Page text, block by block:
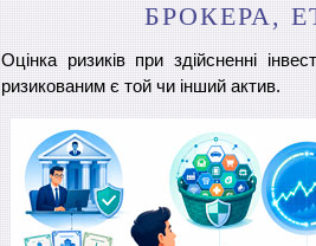
БРОКЕРА,
Оцінка ризиків при здійсненні
ризикованим є той чи інший актив.